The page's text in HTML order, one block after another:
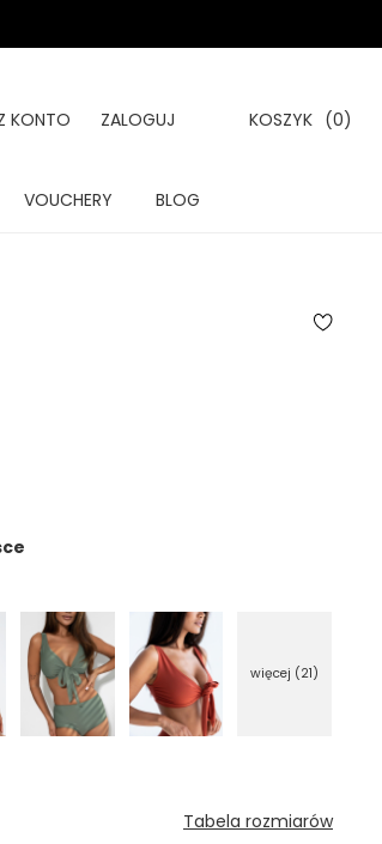
KONTO ZALOGUJ KOSZYK (0)
VOUCHERY BLOG
więcej (21)
Tabela rozmiarów